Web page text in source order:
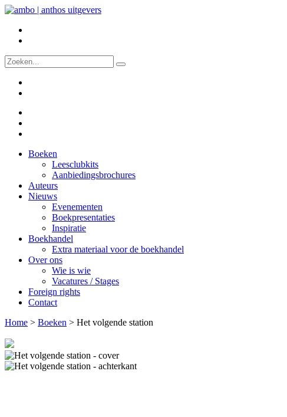
Boeken
Leesclubkits
Aanbiedingsbrochures
Auteurs
Nieuws
Evenementen
Boekpresentaties
Inspiratie
Boekhandel
Extra materiaal voor de boekhandel
Over ons
Wie is wie
Vacatures / Stages
Foreign rights
Contact
Home > Boeken > Het volgende station